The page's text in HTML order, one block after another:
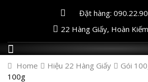
Đặt hàng:
22 Hàng Giấy, Hoàn
Home Hiệu 22 Hàng Giấy Gói
100g